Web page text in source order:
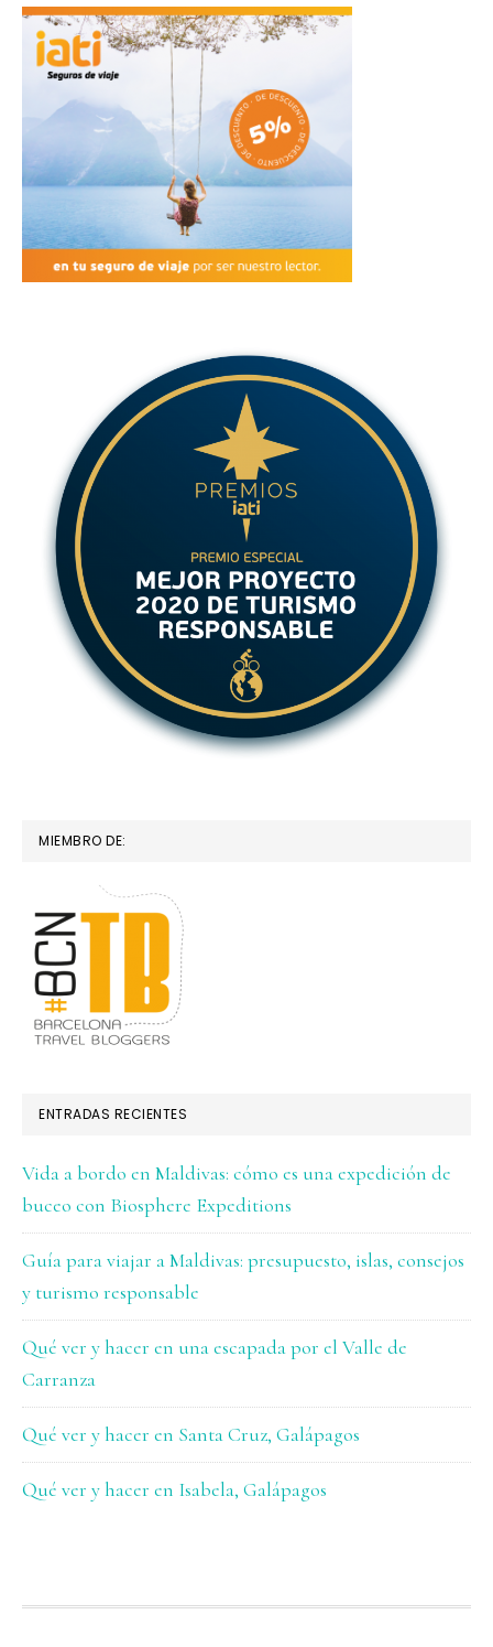
MIEMBRO DE:
ENTRADAS RECIENTES
Vida a bordo en Maldivas: cómo es una expedición de
buceo con Biosphere Expeditions
Guía para viajar a Maldivas: presupuesto, islas, consejos
y turismo responsable
Qué ver y hacer en una escapada por el Valle de
Carranza
Qué ver y hacer en Santa Cruz, Galápagos
Qué ver y hacer en Isabela, Galápagos